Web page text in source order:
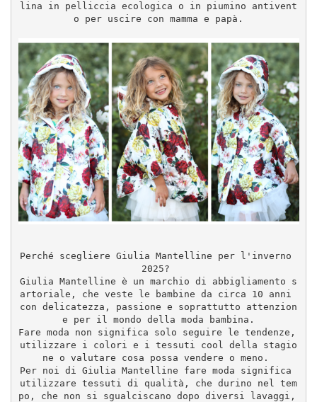
lina in pelliccia ecologica o in piumino antivent
o per uscire con mamma e papà.
Perché scegliere Giulia Mantelline per l'inverno
2025?
Giulia Mantelline è un marchio di abbigliamento s
artoriale, che veste le bambine da circa 10 anni
con delicatezza, passione e soprattutto attenzion
e per il mondo della moda bambina.
Fare moda non significa solo seguire le tendenze,
utilizzare i colori e i tessuti cool della stagio
ne o valutare cosa possa vendere o meno.
Per noi di Giulia Mantelline fare moda significa
utilizzare tessuti di qualità, che durino nel tem
po, che non si sgualciscano dopo diversi lavaggi,